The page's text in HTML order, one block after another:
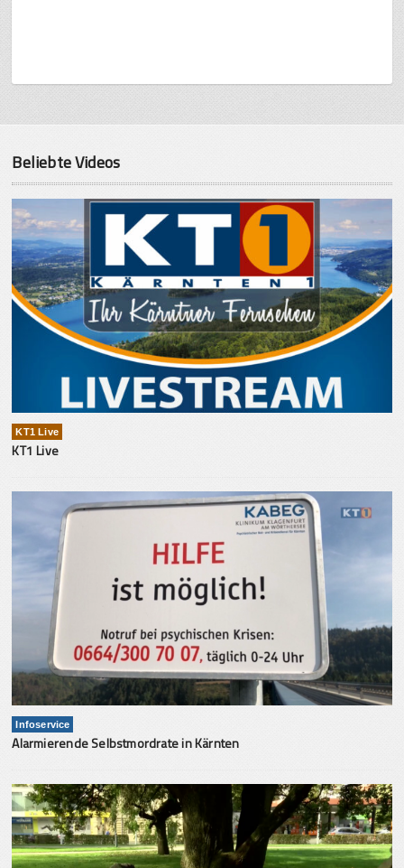
Beliebte Videos
KT1 Live
KT1 Live
Infoservice
Alarmierende Selbstmordrate in Kärnten